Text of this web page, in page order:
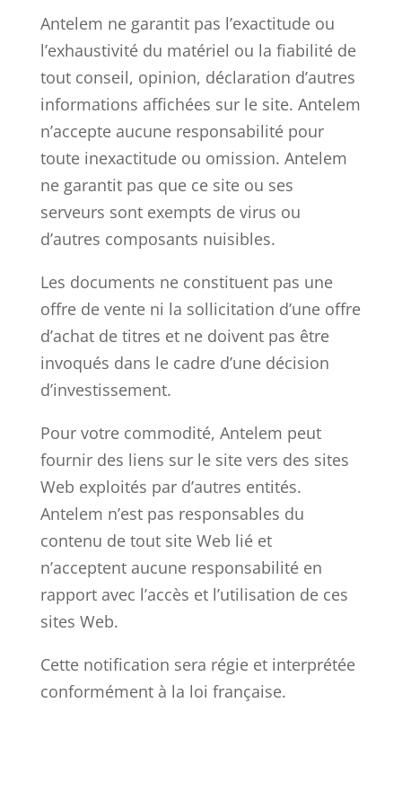
Antelem ne garantit pas l’exactitude ou
l’exhaustivité du matériel ou la fiabilité de
tout conseil, opinion, déclaration d’autres
informations affichées sur le site. Antelem
n’accepte aucune responsabilité pour
toute inexactitude ou omission. Antelem
ne garantit pas que ce site ou ses
serveurs sont exempts de virus ou
d’autres composants nuisibles.
Les documents ne constituent pas une
offre de vente ni la sollicitation d’une offre
d’achat de titres et ne doivent pas être
invoqués dans le cadre d’une décision
d’investissement.
Pour votre commodité, Antelem peut
fournir des liens sur le site vers des sites
Web exploités par d’autres entités.
Antelem n’est pas responsables du
contenu de tout site Web lié et
n’acceptent aucune responsabilité en
rapport avec l’accès et l’utilisation de ces
sites Web.
Cette notification sera régie et interprétée
conformément à la loi française.